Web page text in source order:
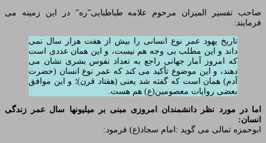
صاحب تفسیر المیزان مرحوم علامه طباطبایی”ره” در این زمینه می
فرمایند:
تاریخ یهود عمر نوع انسانی را بیش از هفت هزار سال نمی
داند و این مطلب بی وجه هم نیست، و این همان عددی است
که امروز آمار جهانی راجع به تعداد نفوس بشری نشان می
دهند، و این موضوع تأکید می کند که عمر نوع انسان (حضرت
آدم) همان است که گفته شد یعنی (هفتاد قرن)؛ و این موافق
بعضی روایات معصومین(ع) هم هست.
اما در مورد نظر دانشمندان امروزی مبنی بر میلیونها سال عمر زندگی
انسان:
ابوحمزه ثمالی می گوید :امام سجاد(ع) فرمود: